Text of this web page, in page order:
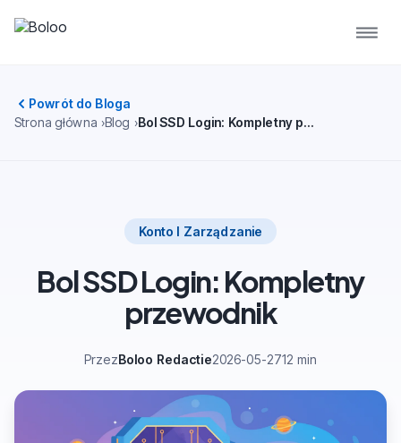
Powrót do Bloga
Strona główna Blog Bol SSD Login: Kompletny przewodnik
Konto I Zarządzanie
Bol SSD Login: Kompletny
przewodnik
PrzezBoloo Redactie2026-05-2712 min